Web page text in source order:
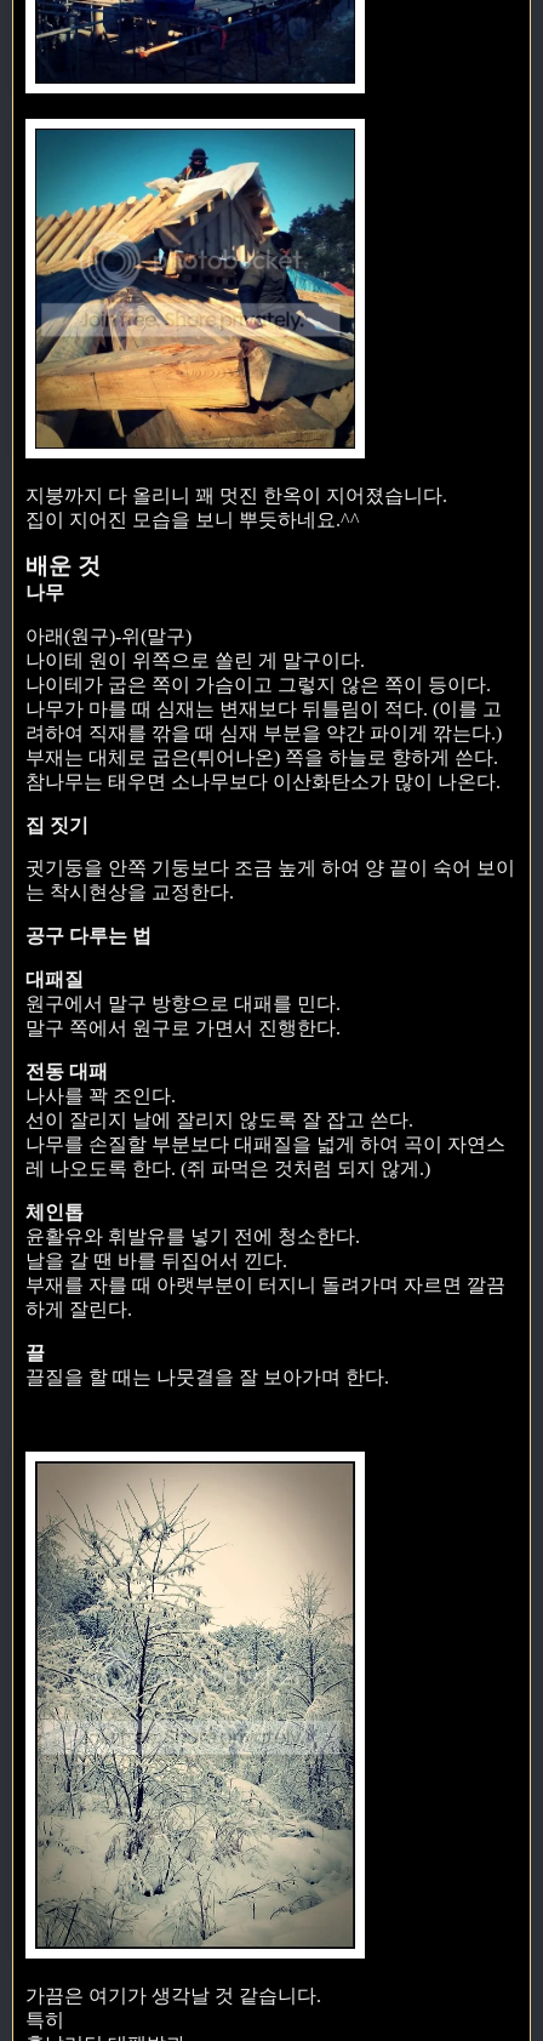
지붕까지 다 올리니 꽤 멋진 한옥이 지어졌습니다.
집이 지어진 모습을 보니 뿌듯하네요.^^
배운 것
나무
아래(원구)-위(말구)
나이테 원이 위쪽으로 쏠린 게 말구이다.
나이테가 굽은 쪽이 가슴이고 그렇지 않은 쪽이 등이다.
나무가 마를 때 심재는 변재보다 뒤틀림이 적다. (이를 고
려하여 직재를 깎을 때 심재 부분을 약간 파이게 깎는다.)
부재는 대체로 굽은(튀어나온) 쪽을 하늘로 향하게 쓴다.
참나무는 태우면 소나무보다 이산화탄소가 많이 나온다.
집 짓기
귓기둥을 안쪽 기둥보다 조금 높게 하여 양 끝이 숙어 보이
는 착시현상을 교정한다.
공구 다루는 법
대패질
원구에서 말구 방향으로 대패를 민다.
말구 쪽에서 원구로 가면서 진행한다.
전동 대패
나사를 꽉 조인다.
선이 잘리지 날에 잘리지 않도록 잘 잡고 쓴다.
나무를 손질할 부분보다 대패질을 넓게 하여 곡이 자연스
레 나오도록 한다. (쥐 파먹은 것처럼 되지 않게.)
체인톱
윤활유와 휘발유를 넣기 전에 청소한다.
날을 갈 땐 바를 뒤집어서 낀다.
부재를 자를 때 아랫부분이 터지니 돌려가며 자르면 깔끔
하게 잘린다.
끌
끌질을 할 때는 나뭇결을 잘 보아가며 한다.
가끔은 여기가 생각날 것 같습니다.
특히